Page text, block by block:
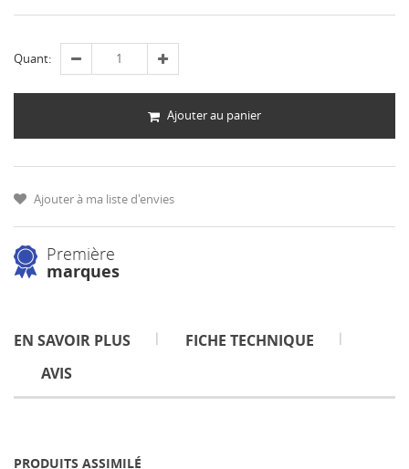
Quant:
Ajouter au panier
Ajouter à ma liste d'envies
Première
marques
EN SAVOIR PLUS
FICHE TECHNIQUE
AVIS
PRODUITS ASSIMILÉ